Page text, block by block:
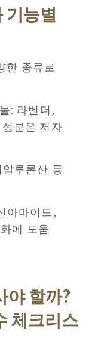
기능별
한 종류로
: 라벤더,
분은 저자
루론산 등
아마이드,
에 도움
야 할까?
체크리스